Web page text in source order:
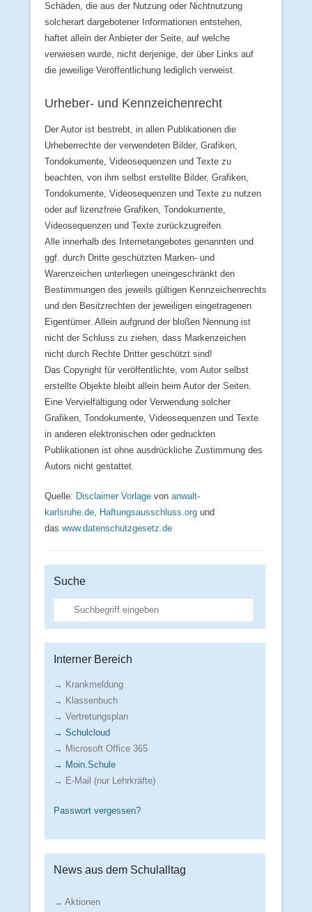
Schäden, die aus der Nutzung oder Nichtnutzung
solcherart dargebotener Informationen entstehen,
haftet allein der Anbieter der Seite, auf welche
verwiesen wurde, nicht derjenige, der über Links auf
die jeweilige Veröffentlichung lediglich verweist.
Urheber- und Kennzeichenrecht
Der Autor ist bestrebt, in allen Publikationen die
Urheberrechte der verwendeten Bilder, Grafiken,
Tondokumente, Videosequenzen und Texte zu
beachten, von ihm selbst erstellte Bilder, Grafiken,
Tondokumente, Videosequenzen und Texte zu nutzen
oder auf lizenzfreie Grafiken, Tondokumente,
Videosequenzen und Texte zurückzugreifen.
Alle innerhalb des Internetangebotes genannten und
ggf. durch Dritte geschützten Marken- und
Warenzeichen unterliegen uneingeschränkt den
Bestimmungen des jeweils gültigen Kennzeichenrechts
und den Besitzrechten der jeweiligen eingetragenen
Eigentümer. Allein aufgrund der bloßen Nennung ist
nicht der Schluss zu ziehen, dass Markenzeichen
nicht durch Rechte Dritter geschützt sind!
Das Copyright für veröffentlichte, vom Autor selbst
erstellte Objekte bleibt allein beim Autor der Seiten.
Eine Vervielfältigung oder Verwendung solcher
Grafiken, Tondokumente, Videosequenzen und Texte
in anderen elektronischen oder gedruckten
Publikationen ist ohne ausdrückliche Zustimmung des
Autors nicht gestattet.
Quelle: Disclaimer Vorlage von anwalt-
karlsruhe.de
Haftungsausschluss.org und
das www.datenschutzgesetz.de
Suche
Suche
Interner Bereich
→ Krankmeldung
→ Klassenbuch
→ Vertretungsplan
→ Schulcloud
→ Microsoft Office 365
→ Moin.Schule
→ E-Mail (nur Lehrkräfte)
Passwort vergessen?
News aus dem Schulalltag
→ Aktionen